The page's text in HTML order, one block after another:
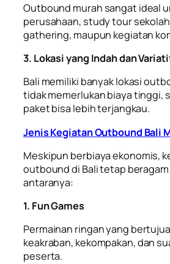
Outbound murah sangat ideal
perusahaan, study tour
gathering, maupun kegiatan
3. Lokasi yang Indah dan
Bali memiliki banyak lokasi
tidak memerlukan biaya tinggi,
paket bisa lebih terjangkau.
Jenis Kegiatan Outbound Bali
Meskipun berbiaya ekonomis,
outbound di Bali tetap beragam
antaranya:
1. Fun Games
Permainan ringan yang
keakraban, kekompakan, dan
peserta.